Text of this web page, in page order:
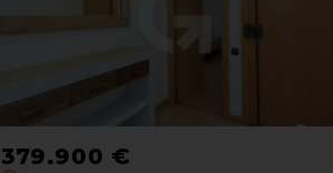
379.900 €